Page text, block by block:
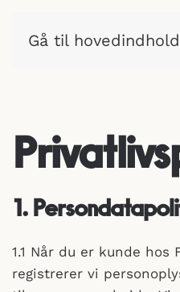
Gå til hovedindhold
1.
1.1 Når du er kunde hos
registrerer vi